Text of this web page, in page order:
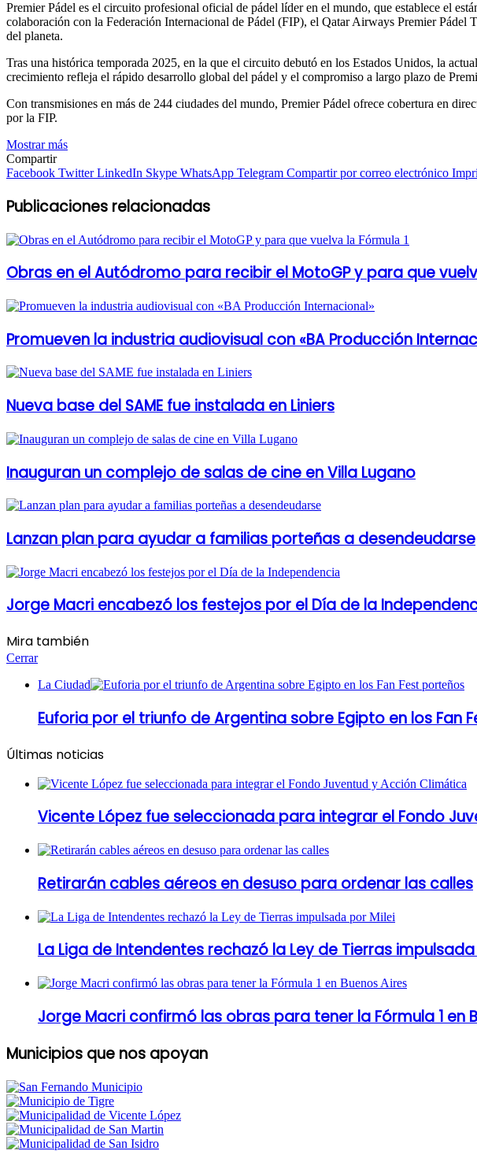
Premier Pádel es el circuito profesional oficial de pádel líder en el mundo, que establece el
colaboración con la Federación Internacional de Pádel (FIP), el Qatar Airways Premier
del planeta.
Tras una histórica temporada 2025, en la que el circuito debutó en los Estados Unidos, la
crecimiento refleja el rápido desarrollo global del pádel y el compromiso a largo plazo de
Con transmisiones en más de 244 ciudades del mundo, Premier Pádel ofrece cobertura en
por la FIP.
Mostrar más
Compartir
Facebook Twitter LinkedIn Skype WhatsApp Telegram Compartir por correo electrónico
Publicaciones relacionadas
Obras en el Autódromo para recibir el MotoGP y para que
Promueven la industria audiovisual con «BA Producción
Nueva base del SAME fue instalada en Liniers
Inauguran un complejo de salas de cine en Villa Lugano
Lanzan plan para ayudar a familias porteñas a desendeudarse
Jorge Macri encabezó los festejos por el Día de la
Mira también
Cerrar
La Ciudad
Euforia por el triunfo de Argentina sobre Egipto en los Fan
Últimas noticias
Vicente López fue seleccionada para integrar el Fondo
Retirarán cables aéreos en desuso para ordenar las calles
La Liga de Intendentes rechazó la Ley de Tierras
Jorge Macri confirmó las obras para tener la Fórmula 1 en
Municipios que nos apoyan